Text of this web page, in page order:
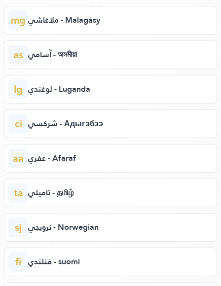
mg ملاغاشي - Malagasy
as آسامي - অসমীয়া
lg لوغندي - Luganda
ci شركسي - Адыгэбзэ
aa عفري - Afaraf
ta تاميلي - தமிழ்
sj نرويجي - Norwegian
fi فنلندي - suomi